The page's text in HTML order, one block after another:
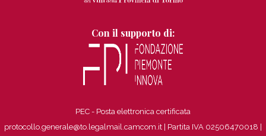
Con il supporto di:
PEC - Posta elettronica certificata
protocollo.generale@to.legalmail.camcom.it | Partita IVA 02506470018